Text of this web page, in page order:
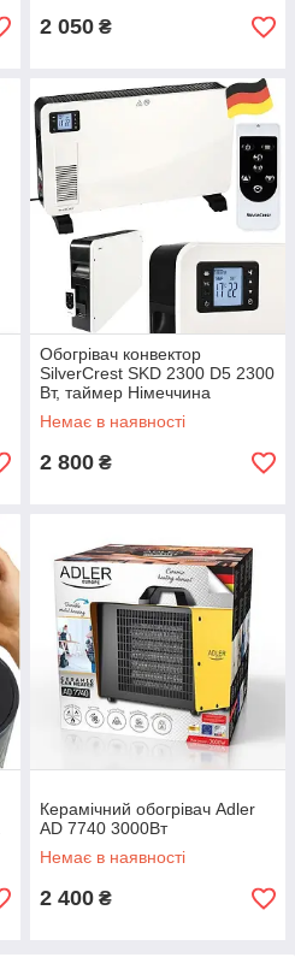
2 050 ₴
Обогрівач конвектор
SilverCrest SKD 2300 D5 2300
Вт, таймер Німеччина
Немає в наявності
2 800 ₴
Керамічний обогрівач Adler
AD 7740 3000Вт
Немає в наявності
2 400 ₴